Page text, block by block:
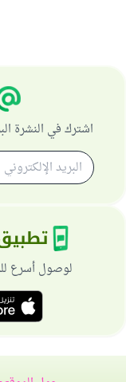
اشترك في النشرة
لوصول أسرع